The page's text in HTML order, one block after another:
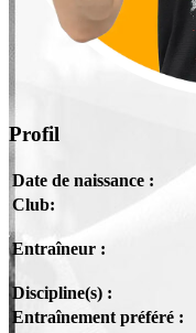
Profil
Date de naissance :
Club:
Entraîneur :
Discipline(s) :
Entraînement préféré :